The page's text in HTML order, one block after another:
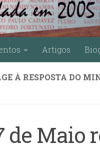
Artigos
À RESPOSTA DO
Maio